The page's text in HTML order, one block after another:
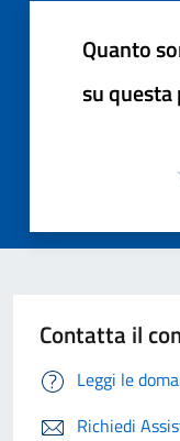
Quanto
su questa
Contatta il
Leggi le
Richiedi